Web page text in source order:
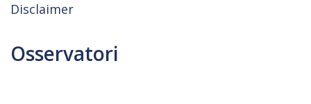
Disclaimer
Osservatori